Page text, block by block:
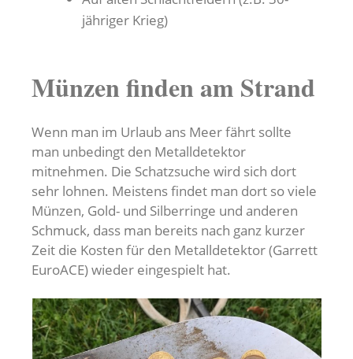
jähriger Krieg)
Münzen finden am Strand
Wenn man im Urlaub ans Meer fährt sollte
man unbedingt den Metalldetektor
mitnehmen. Die Schatzsuche wird sich dort
sehr lohnen. Meistens findet man dort so viele
Münzen, Gold- und Silberringe und anderen
Schmuck, dass man bereits nach ganz kurzer
Zeit die Kosten für den Metalldetektor (Garrett
EuroACE) wieder eingespielt hat.